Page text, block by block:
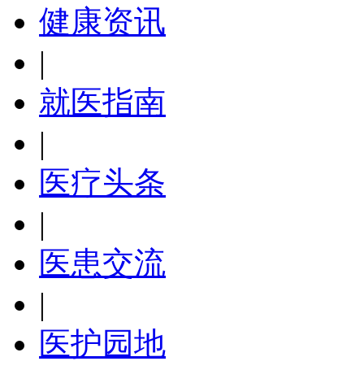
健康资讯
|
就医指南
|
医疗头条
|
医患交流
|
医护园地